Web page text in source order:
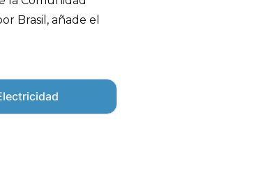
Brasil, añade el